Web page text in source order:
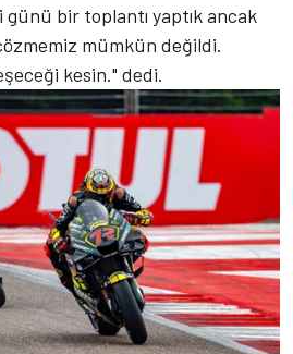
bir toplantı yaptık ancak
mümkün değildi.
kesin." dedi.